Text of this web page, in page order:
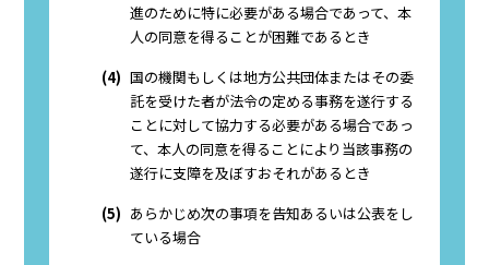
進のために特に必要がある場合であって、本
人の同意を得ることが困難であるとき
(4) 国の機関もしくは地方公共団体またはその委
託を受けた者が法令の定める事務を遂行する
ことに対して協力する必要がある場合であっ
て、本人の同意を得ることにより当該事務の
遂行に支障を及ぼすおそれがあるとき
(5) あらかじめ次の事項を告知あるいは公表をし
ている場合